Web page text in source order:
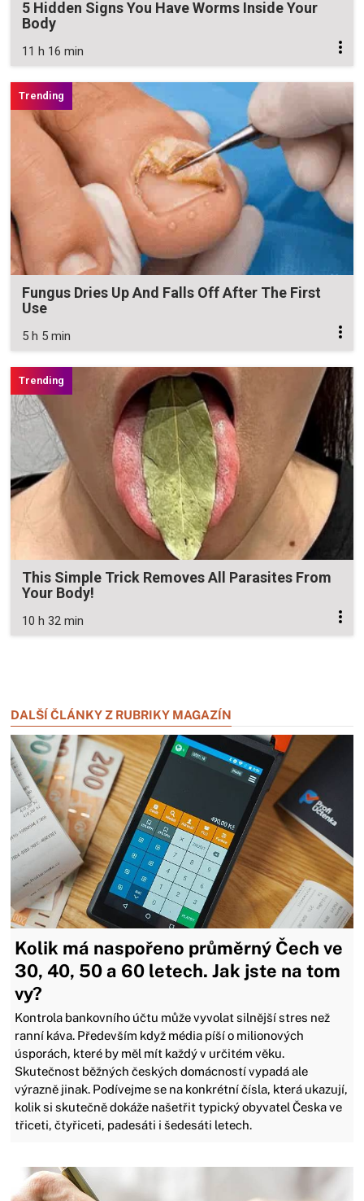
5 Hidden Signs You Have Worms Inside Your
Body
11 h 16 min
Fungus Dries Up And Falls Off After The First
Use
5 h 5 min
This Simple Trick Removes All Parasites From
Your Body!
10 h 32 min
DALŠÍ ČLÁNKY Z RUBRIKY MAGAZÍN
Kolik má naspořeno průměrný Čech ve
30, 40, 50 a 60 letech. Jak jste na tom
vy?
Kontrola bankovního účtu může vyvolat silnější stres než
ranní káva. Především když média píší o milionových
úsporách, které by měl mít každý v určitém věku.
Skutečnost běžných českých domácností vypadá ale
výrazně jinak. Podívejme se na konkrétní čísla, která ukazují,
kolik si skutečně dokáže našetřit typický obyvatel Česka ve
třiceti, čtyřiceti, padesáti i šedesáti letech.